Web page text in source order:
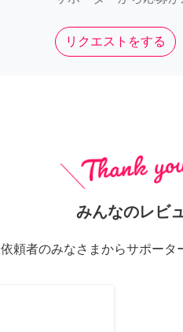
リクエストをする
みんなのレビ
依頼者のみなさまからサポータ